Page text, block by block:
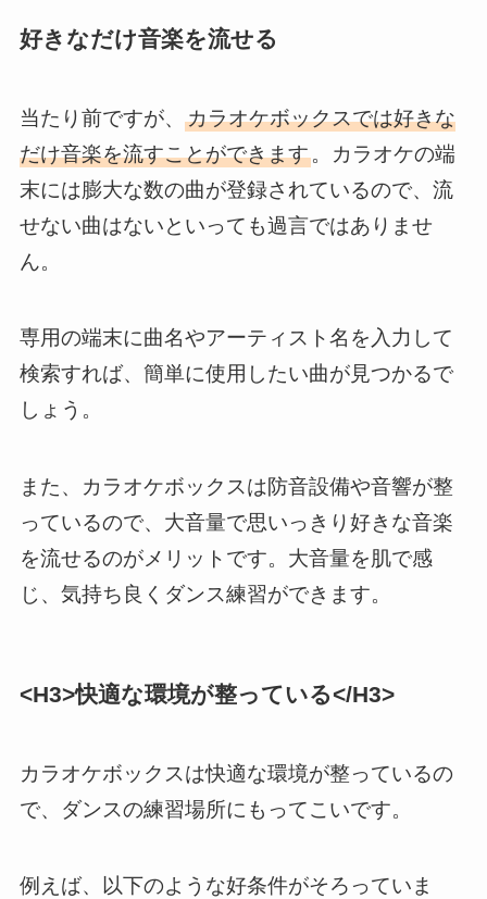
好きなだけ音楽を流せる
当たり前ですが、 カラオケボックスでは好きな
だけ音楽を流すことができます。カラオケの端
末には膨大な数の曲が登録されているので、流
せない曲はないといっても過言ではありませ
ん。
専用の端末に曲名やアーティスト名を入力して
検索すれば、簡単に使用したい曲が見つかるで
しょう。
また、カラオケボックスは防音設備や音響が整
っているので、大音量で思いっきり好きな音楽
を流せるのがメリットです。大音量を肌で感
じ、気持ち良くダンス練習ができます。
<H3>快適な環境が整っている</H3>
カラオケボックスは快適な環境が整っているの
で、ダンスの練習場所にもってこいです。
例えば、以下のような好条件がそろっていま